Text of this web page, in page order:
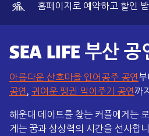
홈페이지로 예약하고 할인 받
SEA LIFE 부산 공
아름다운 산호마을 인어공주 공연 부
공연 , 귀여운 펭귄 먹이주기 공연 까
해운대 데이트를 찾는 커플에게는
게는 꿈과 상상력의 시간을 선사합